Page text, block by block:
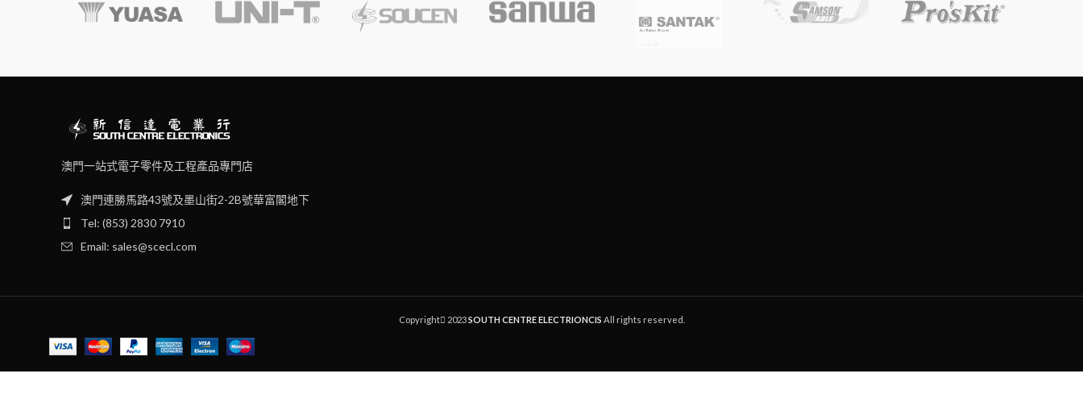
澳門一站式電子零件及工程產品專門店
澳門連勝馬路43號及墨山街2-2B號華富閣地下
Tel: (853) 2830 7910
Email: sales@scecl.com
Copyright 2023SOUTH CENTRE ELECTRIONCIS All rights reserved.